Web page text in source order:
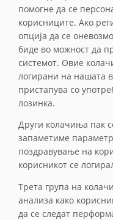
помогне да се
корисниците. Ако
опција да се
биде во можност да
системот. Овие
логирани на нашата
пристапува со
лозинка.
Други колачиња пак
запаметиме
поздравување на
корисникот се
Трета група на
анализа како
да се следат